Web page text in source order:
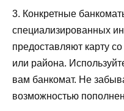
3. Конкретные
специализированных
предоставляют карту
или района.
вам банкомат. Не
возможностью